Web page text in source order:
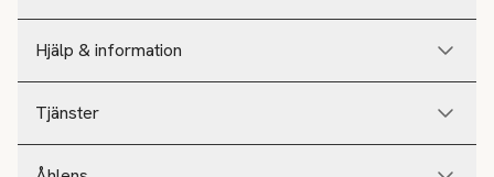
Hjälp & information
Tjänster